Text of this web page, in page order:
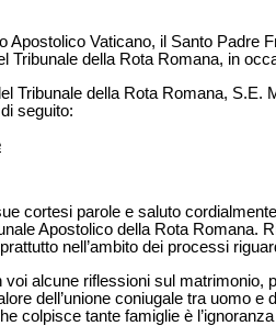
Apostolico Vaticano, il Santo Padre
Tribunale della Rota Romana, in
Tribunale della Rota Romana, S.E.
seguito:
cortesi parole e saluto
Apostolico della Rota Romana.
nell’ambito dei processi
alcune riflessioni sul matrimonio,
dell’unione coniugale tra uomo
colpisce tante famiglie è